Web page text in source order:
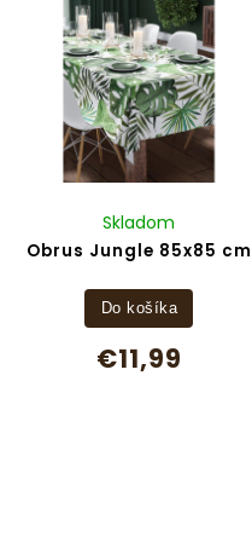
Obrus Jungle 85x85 cm
Skladom
€11,99
Do košíka